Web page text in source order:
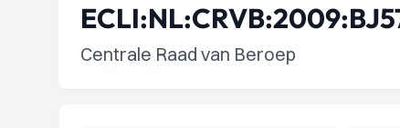
Centrale Raad van Beroep